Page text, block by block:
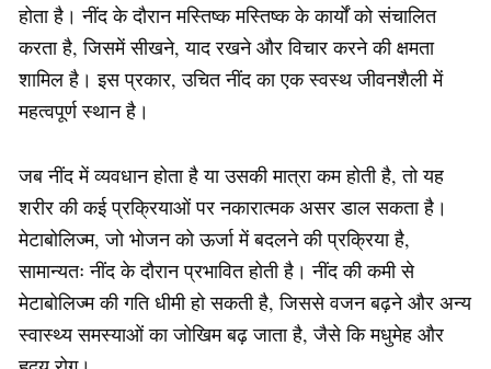
होता है। नींद के दौरान मस्तिष्क मस्तिष्क के कार्यों को संचालित
करता है, जिसमें सीखने, याद रखने और विचार करने की क्षमता
शामिल है। इस प्रकार, उचित नींद का एक स्वस्थ जीवनशैली में
महत्वपूर्ण स्थान है।
जब नींद में व्यवधान होता है या उसकी मात्रा कम होती है, तो यह
शरीर की कई प्रक्रियाओं पर नकारात्मक असर डाल सकता है।
मेटाबोलिज्म, जो भोजन को ऊर्जा में बदलने की प्रक्रिया है,
सामान्यतः नींद के दौरान प्रभावित होती है। नींद की कमी से
मेटाबोलिज्म की गति धीमी हो सकती है, जिससे वजन बढ़ने और अन्य
स्वास्थ्य समस्याओं का जोखिम बढ़ जाता है, जैसे कि मधुमेह और